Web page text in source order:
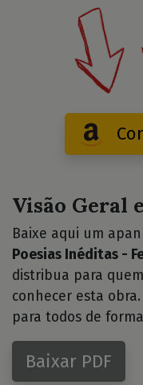
Visão Geral
Baixe aqui um
Poesias Inéditas -
distribua para
conhecer esta
para todos de
Baixar PDF